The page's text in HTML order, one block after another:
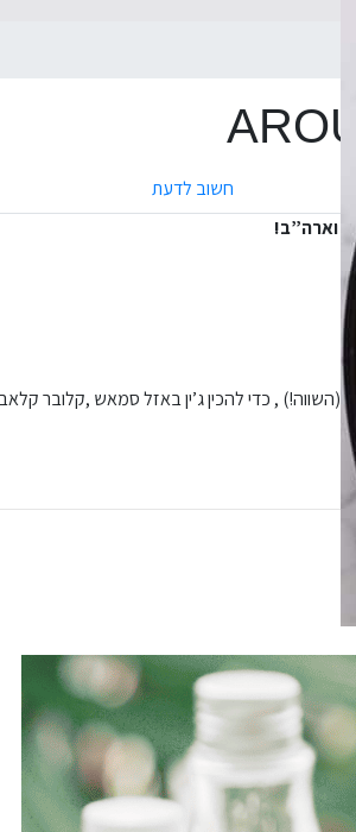
חשוב לדעת
וארה”ב!
, כדי להכין ג’ין באזל סמאש ,קלובר קלאב